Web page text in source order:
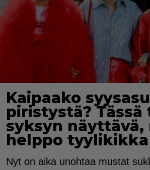
Kaipaako
piristystä? Tässä
syksyn
helppo tyylikikka
Nyt on aika unohtaa mustat